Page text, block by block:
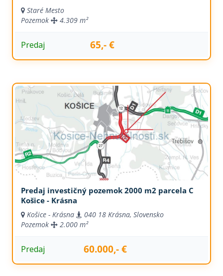
Staré Mesto
Pozemok
4.309 m²
Predaj 65,- €
Predaj investičný pozemok 2000 m2 parcela C
Košice - Krásna
Košice - Krásna
040 18 Krásna, Slovensko
Pozemok
2.000 m²
Predaj 60.000,- €